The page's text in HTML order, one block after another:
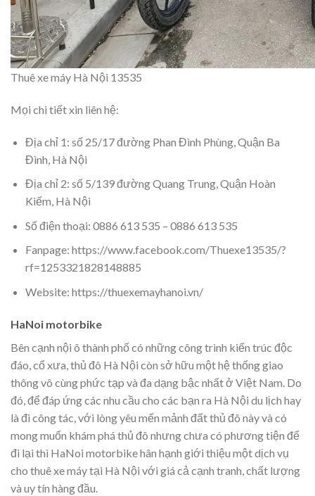
Thuê xe máy Hà Nội 13535
Mọi chi tiết xin liên hệ:
Địa chỉ 1: số 25/17 đường Phan Đình Phùng, Quận Ba
Đình, Hà Nội
Địa chỉ 2: số 5/139 đường Quang Trung, Quận Hoàn
Kiếm, Hà Nội
Số điện thoại: 0886 613 535 – 0886 613 535
Fanpage: https://www.facebook.com/Thuexe13535/?
rf=1253321828148885
Website: https://thuexemayhanoi.vn/
HaNoi motorbike
Bên cạnh nội ô thành phố có những công trình kiến trúc độc
đáo, cổ xưa, thủ đô Hà Nội còn sở hữu một hệ thống giao
thông vô cùng phức tạp và đa dạng bậc nhất ở Việt Nam. Do
đó, để đáp ứng các nhu cầu cho các bạn ra Hà Nội du lịch hay
là đi công tác, với lòng yêu mến mảnh đất thủ đô này và có
mong muốn khám phá thủ đô nhưng chưa có phương tiện để
đi lại thì HaNoi motorbike hân hạnh giới thiệu một dịch vụ
cho thuê xe máy tại Hà Nội với giá cả cạnh tranh, chất lượng
và uy tín hàng đầu.